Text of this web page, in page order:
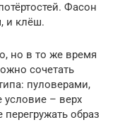
Фасон
и клёш.
но в то же время
сочетать
пуловерами,
– верх
образ